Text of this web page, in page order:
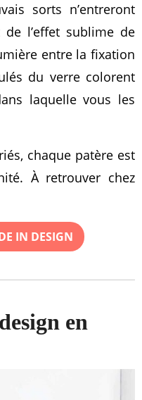
sorts n’entreront
l’effet sublime de
entre la fixation
du verre colorent
laquelle vous les
chaque patère est
À retrouver chez
IN DESIGN
en